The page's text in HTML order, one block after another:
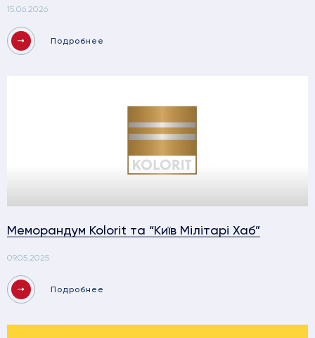
15.06.2026
Подробнее
Меморандум Kolorit та “Київ Мілітарі Хаб”
09.05.2025
Подробнее